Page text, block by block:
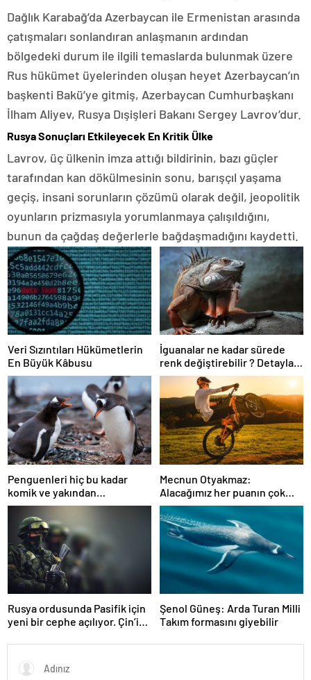
Dağlık Karabağ’da Azerbaycan ile Ermenistan arasında
çatışmaları sonlandıran anlaşmanın ardından
bölgedeki durum ile ilgili temaslarda bulunmak üzere
Rus hükümet üyelerinden oluşan heyet Azerbaycan’ın
başkenti Bakü’ye gitmiş, Azerbaycan Cumhurbaşkanı
İlham Aliyev, Rusya Dışişleri Bakanı Sergey Lavrov’dur.
Rusya Sonuçları Etkileyecek En Kritik Ülke
Lavrov, üç ülkenin imza attığı bildirinin, bazı güçler
tarafından kan dökülmesinin sonu, barışçıl yaşama
geçiş, insani sorunların çözümü olarak değil, jeopolitik
oyunların prizmasıyla yorumlanmaya çalışıldığını,
bunun da çağdaş değerlerle bağdaşmadığını kaydetti.
Veri Sızıntıları Hükümetlerin
En Büyük Kâbusu
İguanalar ne kadar sürede
renk değiştirebilir ? Detaylar
burada…
Penguenleri hiç bu kadar
komik ve yakından
görmemiştiniz
Mecnun Otyakmaz:
Alacağımız her puanın çok
önemi var
Rusya ordusunda Pasifik için
yeni bir cephe açılıyor. Çin’in
Şenol Güneş: Arda Turan Milli
Takım formasını giyebilir